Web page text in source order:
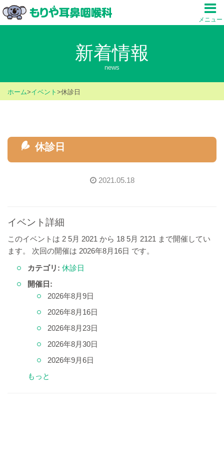
メニュー
新着情報
news
ホーム>イベント >休診日
休診日
2021.05.18
イベント詳細
このイベントは 2 5月 2021 から 18 5月 2121 まで開催してい
ます。 次回の開催は 2026年8月16日 です。
カテゴリ: 休診日
開催日:
2026年8月9日
2026年8月16日
2026年8月23日
2026年8月30日
2026年9月6日
もっと